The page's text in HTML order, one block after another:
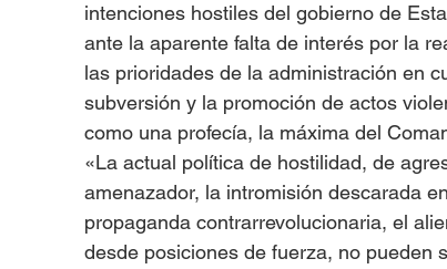
intenciones hostiles del gobierno de
ante la aparente falta de interés por la
las prioridades de la administración en
subversión y la promoción de actos
como una profecía, la máxima del
«La actual política de hostilidad, de
amenazador, la intromisión descarada
propaganda contrarrevolucionaria, el
desde posiciones de fuerza, no pueden